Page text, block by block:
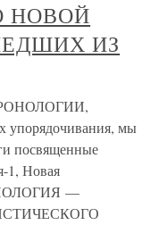
НОВОЙ
ИЗ
мы
посвященные
1, Новая
—